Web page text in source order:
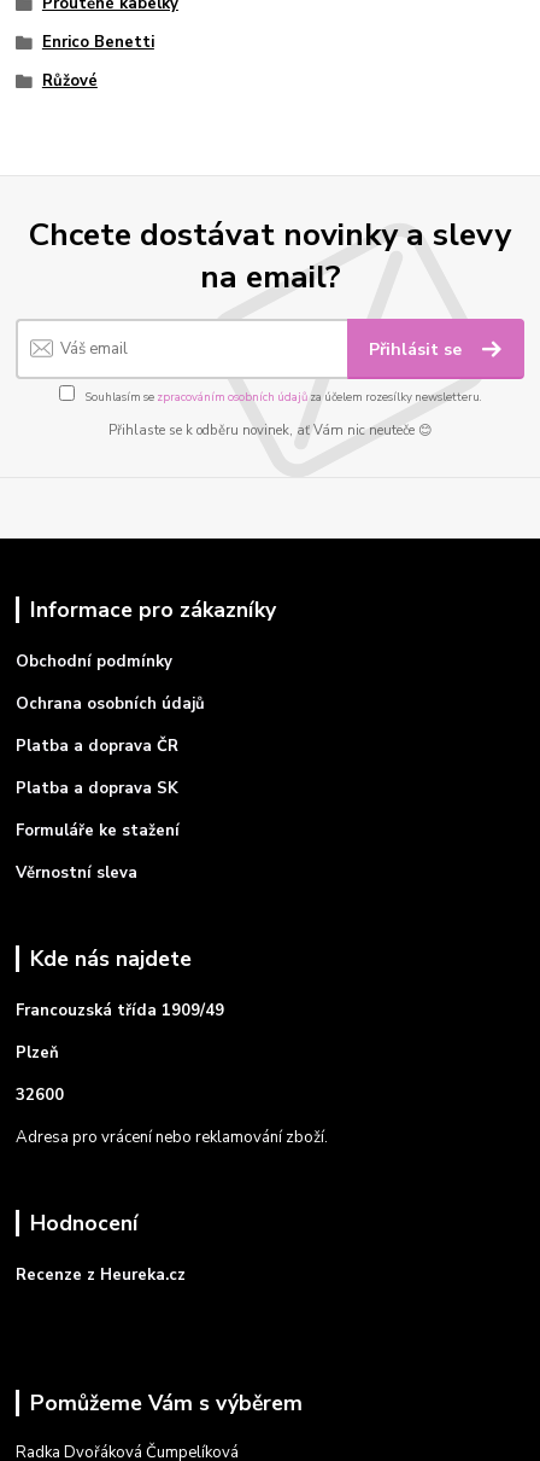
Enrico Benetti
Růžové
Chcete dostávat novinky a slevy
na email?
Přihlásit se
Souhlasím se zpracováním osobních údajůza účelem rozesílky newsletteru.
Přihlaste se k odběru novinek, ať Vám nic neuteče 😊
Informace pro zákazníky
Obchodní podmínky
Ochrana osobních údajů
Platba a doprava ČR
Platba a doprava SK
Formuláře ke stažení
Věrnostní sleva
Kde nás najdete
Francouzská třída 1909/49
Plzeň
32600
Adresa pro vrácení nebo reklamování zboží.
Hodnocení
Recenze z Heureka.cz
Pomůžeme Vám s výběrem
Radka Dvořáková Čumpelíková